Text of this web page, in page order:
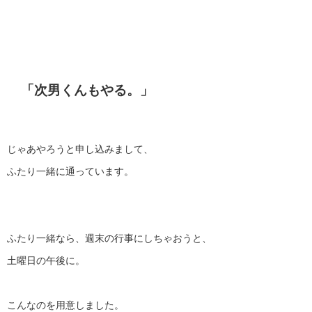
「次男くんもやる。」
じゃあやろうと申し込みまして、
ふたり一緒に通っています。
ふたり一緒なら、週末の行事にしちゃおうと、
土曜日の午後に。
こんなのを用意しました。